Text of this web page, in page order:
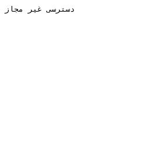
دسترسی غیر مجاز